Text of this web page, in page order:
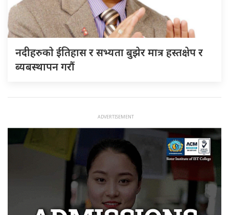
नदीहरुकाे ईतिहास र सभ्यता बुझेर मात्र हस्तक्षेप र
ब्यबस्थापन गराैं